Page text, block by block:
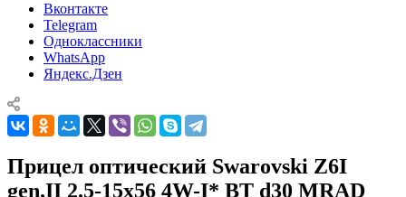
Вконтакте
Telegram
Одноклассники
WhatsApp
Яндекс.Дзен
Прицел оптический Swarovski Z6I
gen.II 2.5-15x56 4W-I* BT d30 MRAD